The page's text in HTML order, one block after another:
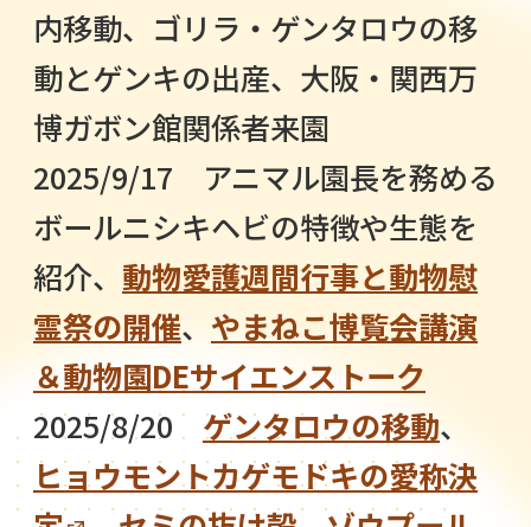
内移動、ゴリラ・ゲンタロウの移
動とゲンキの出産、大阪・関西万
博ガボン館関係者来園
2025/9/17 アニマル園長を務める
ボールニシキヘビの特徴や生態を
紹介、 動物愛護週間行事と動物慰
霊祭の開催、 やまねこ博覧会講演
＆動物園DEサイエンストーク
2025/8/20 ゲンタロウの移動、
ヒョウモントカゲモドキの愛称決